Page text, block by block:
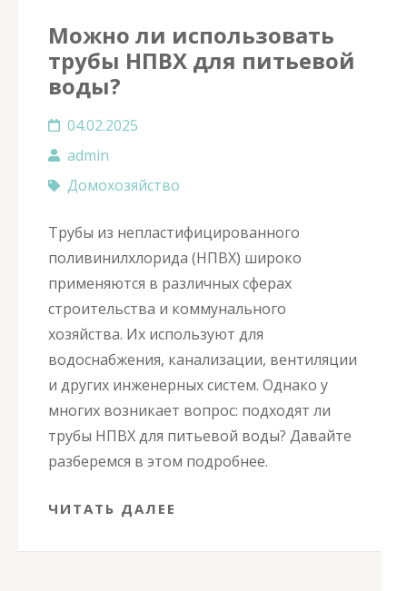
Можно ли использовать
трубы НПВХ для питьевой
воды?
04.02.2025
admin
Домохозяйство
Трубы из непластифицированного
поливинилхлорида (НПВХ) широко
применяются в различных сферах
строительства и коммунального
хозяйства. Их используют для
водоснабжения, канализации, вентиляции
и других инженерных систем. Однако у
многих возникает вопрос: подходят ли
трубы НПВХ для питьевой воды? Давайте
разберемся в этом подробнее.
ЧИТАТЬ ДАЛЕЕ